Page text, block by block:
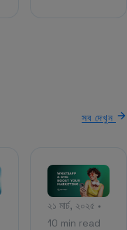
সব দেখুন
২১ মার্চ, ২০২৫ •
10 min read